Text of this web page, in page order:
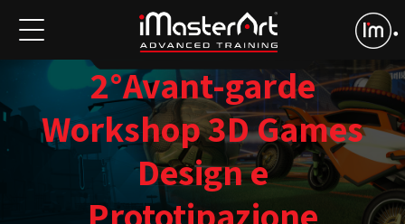
2°Avant-garde
Workshop 3D Games
Design e